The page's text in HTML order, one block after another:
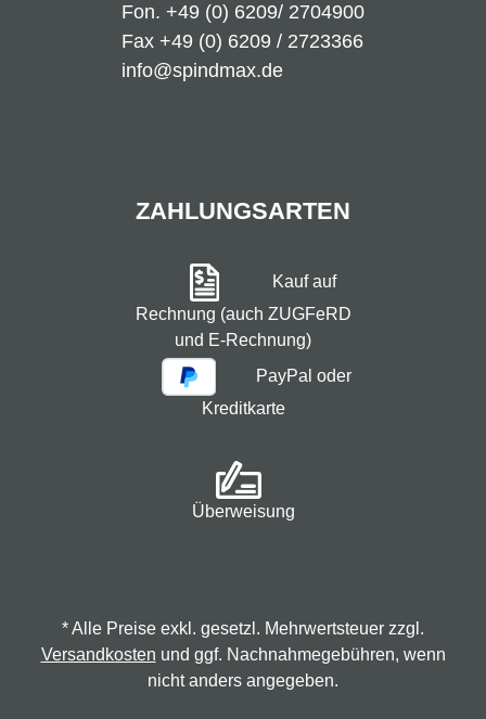
Fon. +49 (0) 6209/ 2704900
Fax +49 (0) 6209 / 2723366
info@spindmax.de
ZAHLUNGSARTEN
Kauf auf
Rechnung (auch ZUGFeRD
und E-Rechnung)
PayPal oder
Kreditkarte
Überweisung
* Alle Preise exkl. gesetzl. Mehrwertsteuer zzgl.
Versandkosten und ggf. Nachnahmegebühren, wenn
nicht anders angegeben.